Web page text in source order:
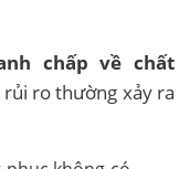
chấp về chất
rủi ro thường xảy ra